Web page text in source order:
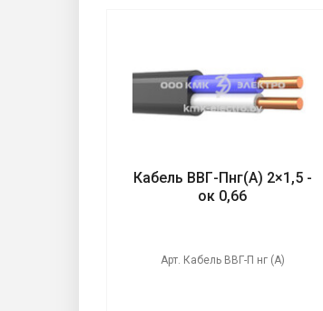
Кабель ВВГ-Пнг(А) 2×1,5 -
ок 0,66
Арт. Кабель ВВГ-П нг (А)